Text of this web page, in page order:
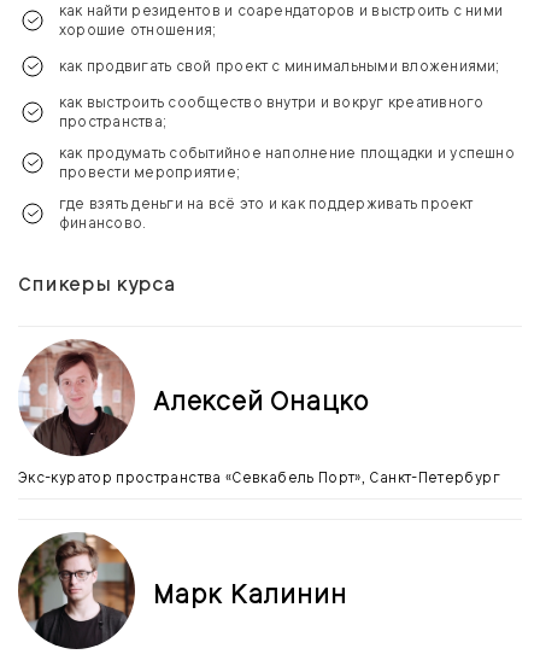
как найти резидентов и соарендаторов и выстроить с ними
хорошие отношения;
как продвигать свой проект с минимальными вложениями;
как выстроить сообщество внутри и вокруг креативного
пространства;
как продумать событийное наполнение площадки и успешно
провести мероприятие;
где взять деньги на всё это и как поддерживать проект
финансово.
Спикеры курса
Алексей Онацко
Экс-куратор пространства «Севкабель Порт», Санкт-Петербург
Марк Калинин